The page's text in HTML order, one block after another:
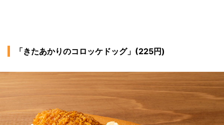
「きたあかりのコロッケドッグ」(225円)